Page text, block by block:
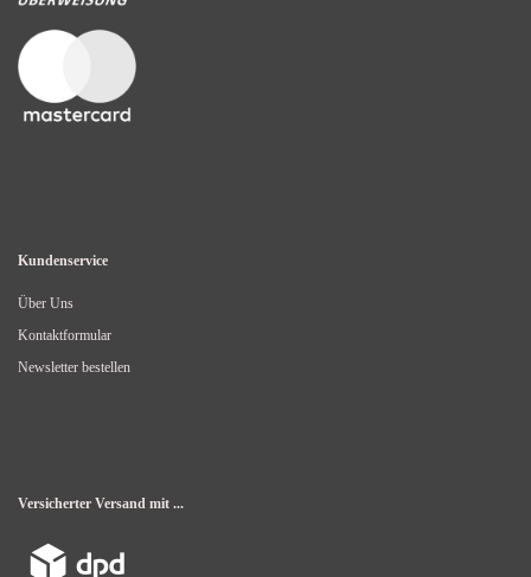
Kundenservice
Über Uns
Kontaktformular
Newsletter bestellen
Versicherter Versand mit ...